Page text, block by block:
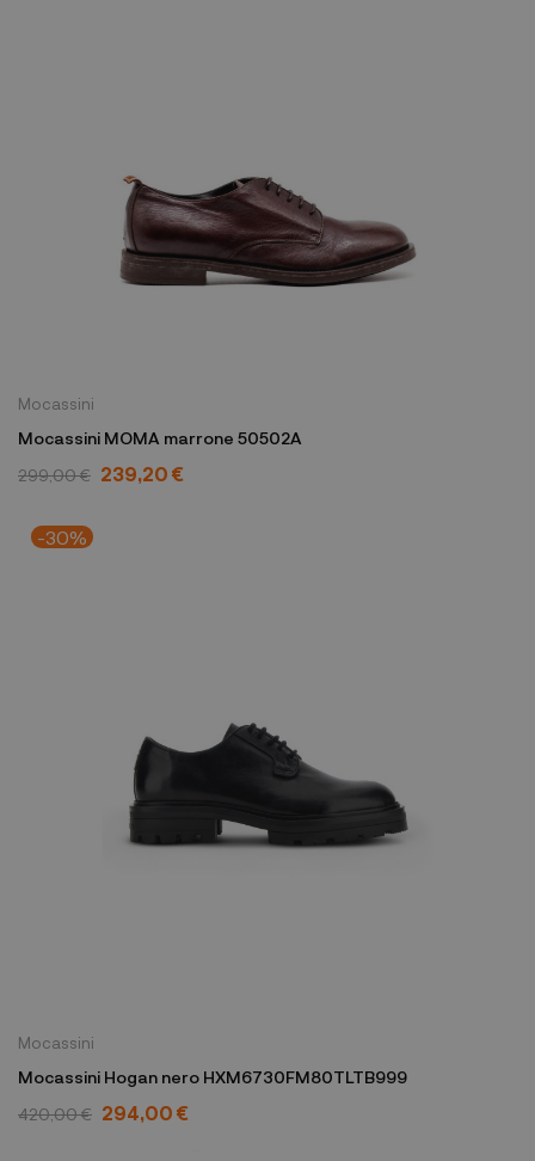
Mocassini
Mocassini MOMA marrone 50502A
299,00 € 239,20 €
-30%
Mocassini
Mocassini Hogan nero HXM6730FM80TLTB999
420,00 € 294,00 €